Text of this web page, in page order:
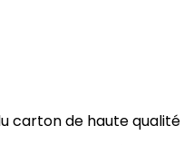
carton de haute